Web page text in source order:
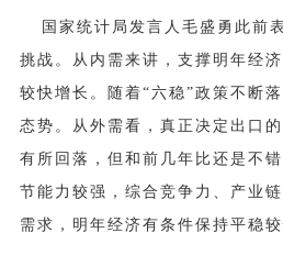
国家统计局发言人毛盛勇此前
挑战。从内需来讲，支撑明年经
较快增长。随着“六稳”政策不断
态势。从外需看，真正决定出口
有所回落，但和前几年比还是不
节能力较强，综合竞争力、产业
需求，明年经济有条件保持平稳较